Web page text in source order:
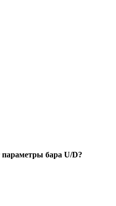
параметры бара U/D?